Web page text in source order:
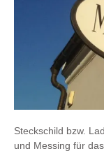
Steckschild bzw.
und Messing für